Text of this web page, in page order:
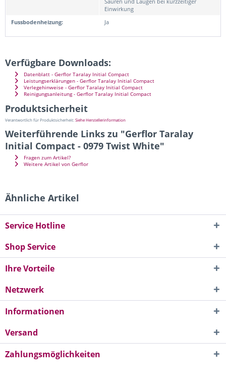
Einwirkung
Fussbodenheizung:
Ja
Verfügbare Downloads:
Datenblatt - Gerflor Taralay Initial Compact
Leistungserklärungen - Gerflor Taralay Initial Compact
Verlegehinweise - Gerflor Taralay Initial Compact
Reinigungsanleitung - Gerflor Taralay Initial Compact
Produktsicherheit
Verantwortlich für Produktsicherheit:Siehe Herstellerinformation
Weiterführende Links zu "Gerflor Taralay
Initial Compact - 0979 Twist White"
Fragen zum Artikel?
Weitere Artikel von Gerflor
Ähnliche Artikel
Service Hotline
Shop Service
Ihre Vorteile
Netzwerk
Informationen
Versand
Zahlungsmöglichkeiten